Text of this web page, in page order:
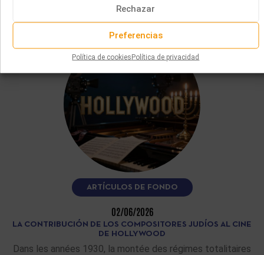
Rechazar
Preferencias
Política de cookiesPolítica de privacidad
LEER MÁS
ARTÍCULOS DE FONDO
02/06/2026
LA CONTRIBUCIÓN DE LOS COMPOSITORES JUDÍOS AL CINE
DE HOLLYWOOD
Dans les années 1930, la montée des régimes totalitaires